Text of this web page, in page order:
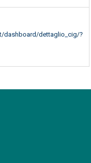
dashboard/dettaglio_cig/?